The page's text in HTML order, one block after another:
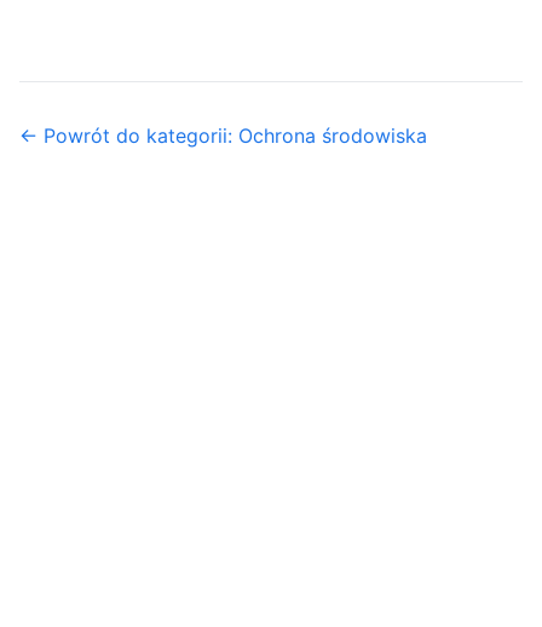
← Powrót do kategorii: Ochrona środowiska